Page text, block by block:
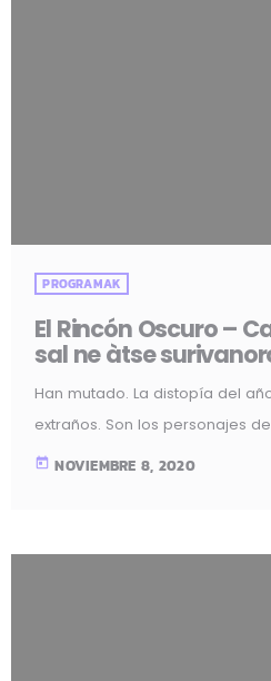
PROGRAMAK
El Rincón Oscuro –
sal ne àtse
Han mutado. La distopía del
extraños. Son los personajes
entran en directo los sábados a
today NOVIEMBRE 8, 2020